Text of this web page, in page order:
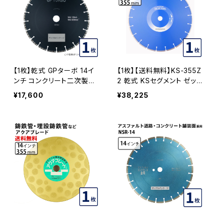
【1枚】乾式 GPターボ 14イ
ンチ コンクリート二次製品
などの切断 ヒューム管、U
字溝 ダイヤモンドブレード
t-14 GPT-14
¥17,600
【1枚】【送料無料】KS-355Z
2 乾式 KSセグメント ゼット
ツー 14インチ 355mm コン
クリート・ブロックなどの切
5mm ks-355z2
¥38,225